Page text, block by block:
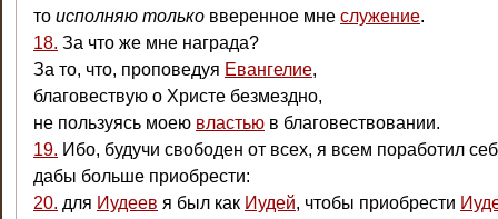
то исполняю только вверенное мне служение.
18. За что же мне награда?
За то, что, проповедуя Евангелие,
благовествую о Христе безмездно,
не пользуясь моею властью в благовествовании.
19. Ибо, будучи свободен от всех, я всем поработил
дабы больше приобрести:
20. для Иудеев я был как Иудей, чтобы приобрести